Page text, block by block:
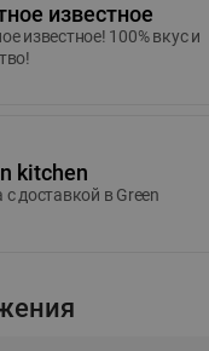
известное
известное! 100% вкус и
kitchen
c доставкой в Green